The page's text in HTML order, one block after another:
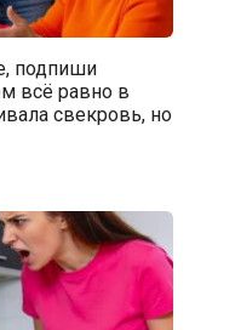
подпиши
всё равно в
свекровь, но